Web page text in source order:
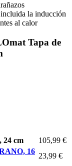
la inducción
al calor
Tapa de
24 cm
105,99 €
16
23,99 €